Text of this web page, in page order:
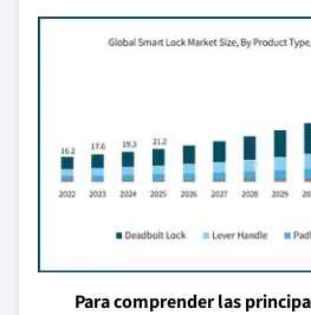
Para comprender las